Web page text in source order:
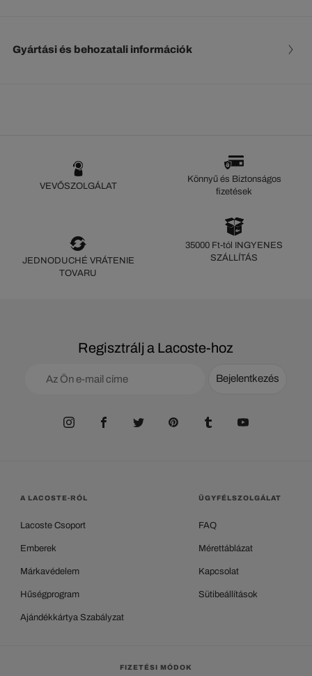
Gyártási és behozatali információk
VEVŐSZOLGÁLAT
Könnyű és Biztonságos
fizetések
JEDNODUCHÉ VRÁTENIE
TOVARU
35000 Ft-tól INGYENES
SZÁLLÍTÁS
Regisztrálj a Lacoste-hoz
Bejelentkezés
A LACOSTE-RÓL
Lacoste Csoport
Emberek
Márkavédelem
Hűségprogram
Ajándékkártya Szabályzat
ÜGYFÉLSZOLGÁLAT
FAQ
Mérettáblázat
Kapcsolat
Sütibeállítások
FIZETÉSI MÓDOK